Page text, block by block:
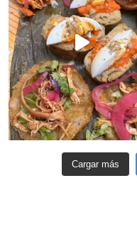
Cargar más